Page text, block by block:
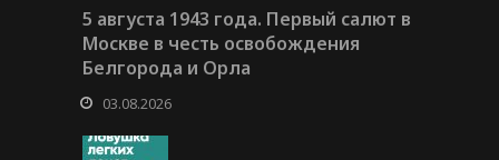
5 августа 1943 года. Первый салют в
Москве в честь освобождения
Белгорода и Орла
03.08.2026